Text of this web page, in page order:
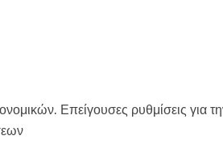
Επείγουσες ρυθμίσεις για